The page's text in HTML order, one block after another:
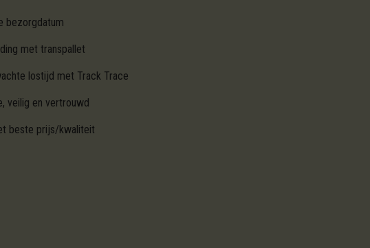
bezorgdatum
met transpallet
lostijd met Track Trace
veilig en vertrouwd
beste prijs/kwaliteit